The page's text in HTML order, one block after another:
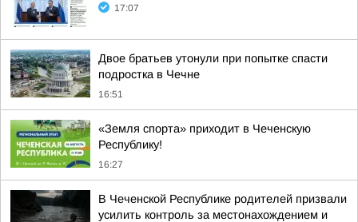
17:07
Двое братьев утонули при попытке спасти
подростка в Чечне
16:51
«Земля спорта» приходит в Чеченскую
Республику!
16:27
В Чеченской Республике родителей призвали
усилить контроль за местонахождением и